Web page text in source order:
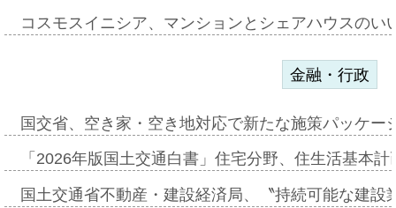
コスモスイニシア、マンションとシェアハウスの
金融・行政
国交省、空き家・空き地対応で新たな施策パッケ
「2026年版国土交通白書」住宅分野、住生活基本
国土交通省不動産・建設経済局、〝持続可能な建